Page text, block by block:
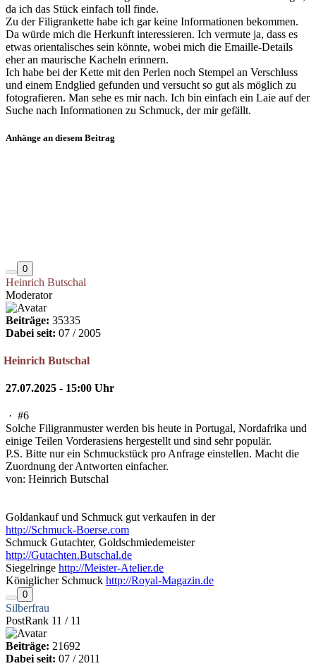
da ich das Stück einfach toll finde.
Zu der Filigrankette habe ich gar keine Informationen bekommen.
Da würde mich die Herkunft interessieren. Ich vermute ja, dass es
etwas orientalisches sein könnte, wobei mich die Emaille-Details
eher an maurische Kacheln erinnern.
Ich habe bei der Kette mit den Perlen noch Stempel an Verschluss
und einem Endglied gefunden und versucht so gut als möglich zu
fotografieren. Man sehe es mir nach. Ich bin einfach ein Laie auf der
Suche nach Informationen zu Schmuck, der mir gefällt.
Anhänge an diesem Beitrag
0
Heinrich Butschal
Moderator
Beiträge: 35335
Dabei seit: 07 / 2005
Heinrich Butschal
27.07.2025 - 15:00 Uhr
· #6
Solche Filigranmuster werden bis heute in Portugal, Nordafrika und
einige Teilen Vorderasiens hergestellt und sind sehr populär.
P.S. Bitte nur ein Schmuckstück pro Anfrage einstellen. Macht die
Zuordnung der Antworten einfacher.
von: Heinrich Butschal
Goldankauf und Schmuck gut verkaufen in der
http://Schmuck-Boerse.com
Schmuck Gutachter, Goldschmiedemeister
http://Gutachten.Butschal.de
Siegelringe http://Meister-Atelier.de
Königlicher Schmuck http://Royal-Magazin.de
0
Silberfrau
PostRank 11 / 11
Beiträge: 21692
Dabei seit: 07 / 2011